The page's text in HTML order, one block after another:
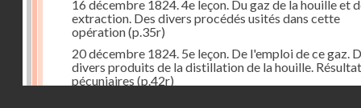
16 décembre 1824. 4e leçon. Du gaz de la houille et
extraction. Des divers procédés usités dans cette
opération(p.35r)
20 décembre 1824. 5e leçon. De l'emploi de ce gaz.
divers produits de la distillation de la houille.
pécuniaires (p.42r)